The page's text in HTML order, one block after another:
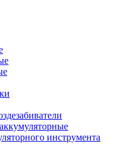
инструмента